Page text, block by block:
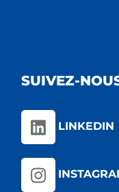
SUIVEZ-
LINKEDIN